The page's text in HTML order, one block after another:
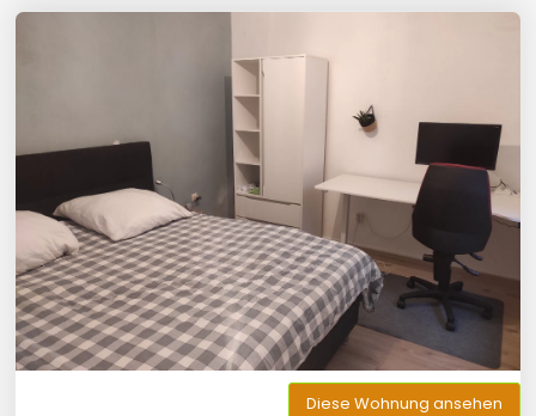
Diese Wohnung ansehen